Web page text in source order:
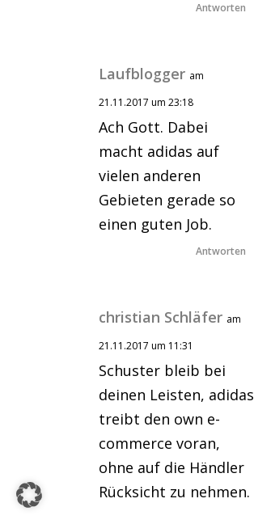
Antworten
Laufblogger am
21.11.2017 um 23:18
Ach Gott. Dabei
macht adidas auf
vielen anderen
Gebieten gerade so
einen guten Job.
Antworten
christian Schläfer am
21.11.2017 um 11:31
Schuster bleib bei
deinen Leisten, adidas
treibt den own e-
commerce voran,
ohne auf die Händler
Rücksicht zu nehmen.